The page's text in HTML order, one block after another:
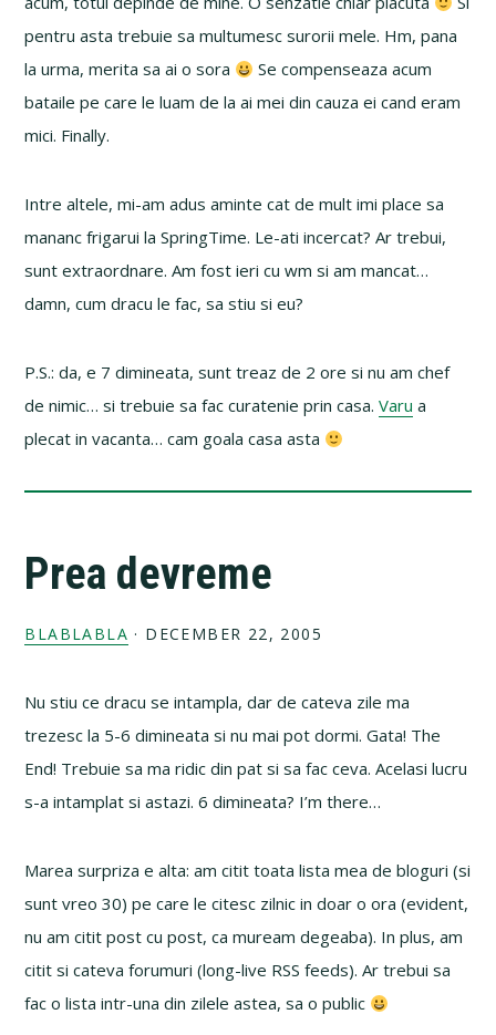
pentru asta trebuie sa multumesc surorii mele. Hm, pana
la urma, merita sa ai o sora
Se compenseaza acum
bataile pe care le luam de la ai mei din cauza ei cand eram
mici. Finally.
Intre altele, mi-am adus aminte cat de mult imi place sa
mananc frigarui la SpringTime. Le-ati incercat? Ar trebui,
sunt extraordnare. Am fost ieri cu wm si am mancat…
damn, cum dracu le fac, sa stiu si eu?
P.S.: da, e 7 dimineata, sunt treaz de 2 ore si nu am chef
de nimic… si trebuie sa fac curatenie prin casa.Varu a
plecat in vacanta… cam goala casa asta
Prea devreme
BLABLABLA · DECEMBER 22, 2005
Nu stiu ce dracu se intampla, dar de cateva zile ma
trezesc la 5-6 dimineata si nu mai pot dormi. Gata! The
End! Trebuie sa ma ridic din pat si sa fac ceva. Acelasi lucru
s-a intamplat si astazi. 6 dimineata? I’m there…
Marea surpriza e alta: am citit toata lista mea de bloguri (si
sunt vreo 30) pe care le citesc zilnic in doar o ora (evident,
nu am citit post cu post, ca muream degeaba). In plus, am
citit si cateva forumuri (long-live RSS feeds). Ar trebui sa
fac o lista intr-una din zilele astea, sa o public